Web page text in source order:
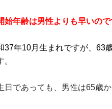
年齢は男性よりも早いので
年10月生まれですが、63
であっても、男性は65歳